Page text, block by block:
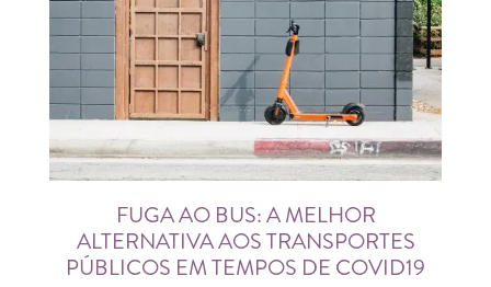
FUGA AO BUS: A MELHOR
ALTERNATIVA AOS TRANSPORTES
PÚBLICOS EM TEMPOS DE COVID19